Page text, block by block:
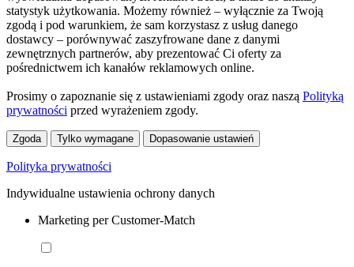
statystyk użytkowania. Możemy również – wyłącznie za Twoją
zgodą i pod warunkiem, że sam korzystasz z usług danego
dostawcy – porównywać zaszyfrowane dane z danymi
zewnętrznych partnerów, aby prezentować Ci oferty za
pośrednictwem ich kanałów reklamowych online.
Prosimy o zapoznanie się z ustawieniami zgody oraz naszą Polityką
prywatności przed wyrażeniem zgody.
Zgoda Tylko wymagane Dopasowanie ustawień
Polityka prywatności
Indywidualne ustawienia ochrony danych
Marketing per Customer-Match